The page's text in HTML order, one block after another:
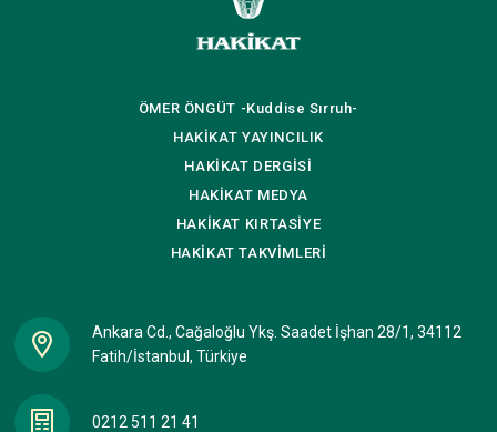
ÖMER ÖNGÜT -Kuddise Sırruh-
HAKİKAT YAYINCILIK
HAKİKAT DERGİSİ
HAKİKAT MEDYA
HAKİKAT KIRTASİYE
HAKİKATTAKVİMLERİ
Ankara Cd., Cağaloğlu Ykş. Saadet İşhan 28/1, 34112
Fatih/İstanbul, Türkiye
0212 511 21 41